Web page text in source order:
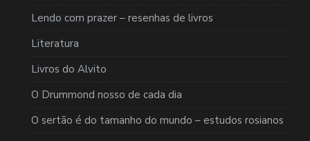
Lendo com prazer – resenhas de livros
Literatura
Livros do Alvito
O Drummond nosso de cada dia
O sertão é do tamanho do mundo – estudos rosianos